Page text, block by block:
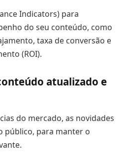
Indicators) para
do seu conteúdo, como
taxa de conversão e
(ROI).
atualizado e
do mercado, as novidades
público, para manter o